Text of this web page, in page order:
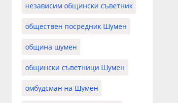
независим общински съветник
обществен посредник Шумен
община шумен
общински съветници Шумен
омбудсман на Шумен